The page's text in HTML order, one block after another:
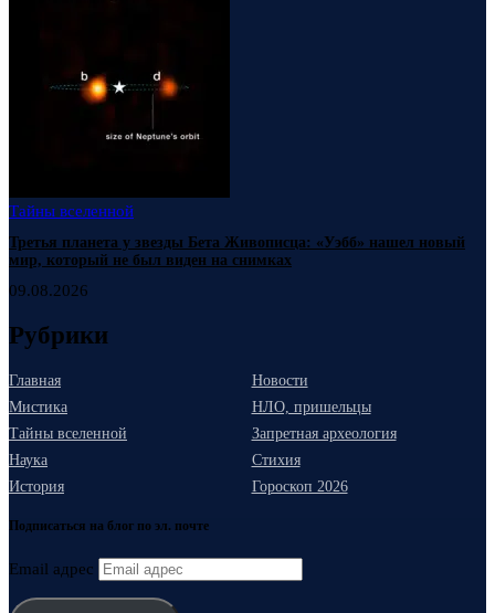
Тайны вселенной
Третья планета у звезды Бета Живописца: «Уэбб» нашел новый
мир, который не был виден на снимках
09.08.2026
Рубрики
Главная
Новости
Мистика
НЛО, пришельцы
Тайны вселенной
Запретная археология
Наука
Стихия
История
Гороскоп 2026
Подписаться на блог по эл. почте
Email адрес